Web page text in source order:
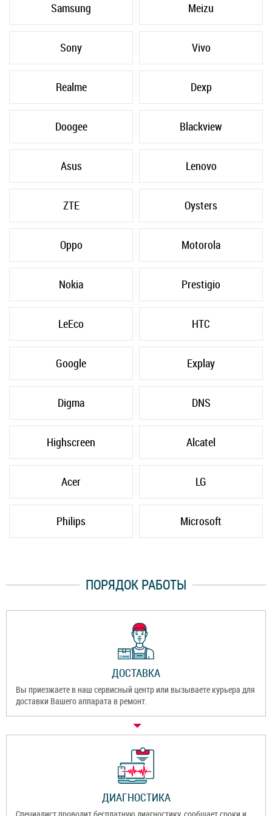
Samsung Meizu
Sony Vivo
Realme Dexp
Doogee Blackview
Asus Lenovo
ZTE Oysters
Oppo Motorola
Nokia Prestigio
LeEco HTC
Google Explay
Digma DNS
Highscreen Alcatel
Acer LG
Philips Microsoft
ПОРЯДОК РАБОТЫ
ДОСТАВКА
Вы приезжаете в наш сервисный центр или вызываете курьера для
доставки Вашего аппарата в ремонт.
ДИАГНОСТИКА